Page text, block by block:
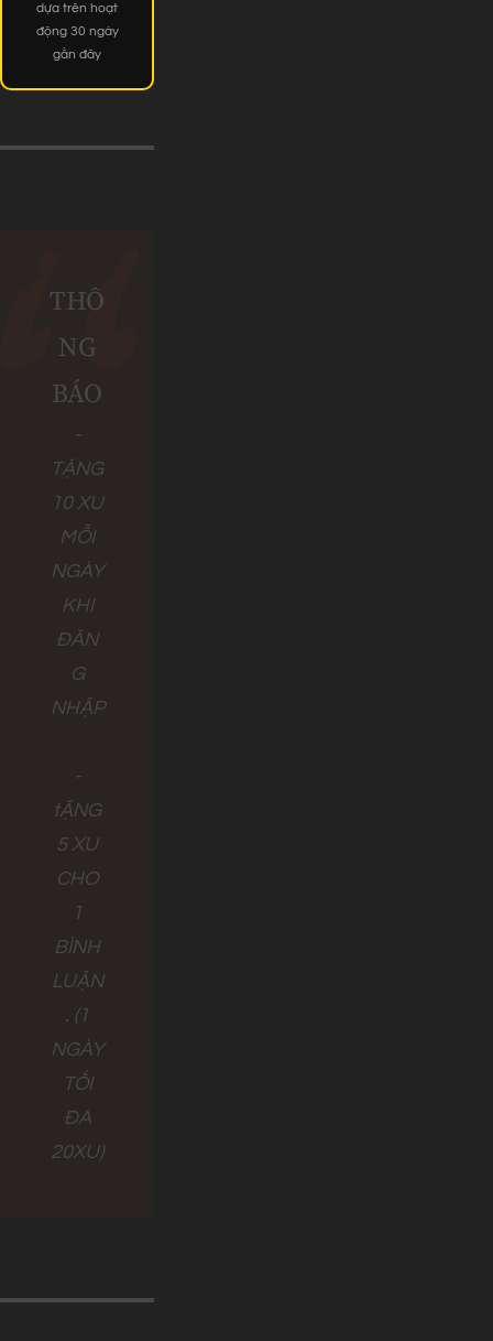
dựa trên hoạt
động 30 ngày
gần đây
THÔ
NG
BÁO
-
TẶNG
10 XU
MỖI
NGÀY
KHI
ĐĂN
G
NHẬP
-
tẶNG
5 XU
CHO
1
BÌNH
LUẬN
. (1
NGÀY
TỐI
ĐA
20XU)